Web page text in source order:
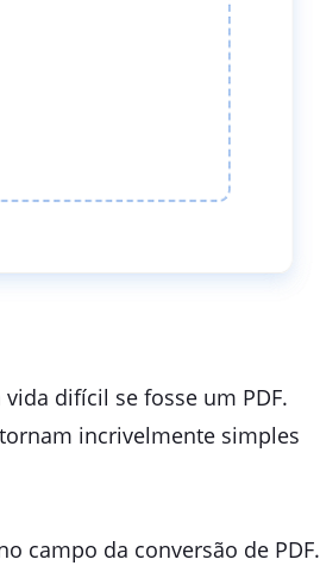
difícil se fosse um PDF.
incrivelmente simples
campo da conversão de PDF.